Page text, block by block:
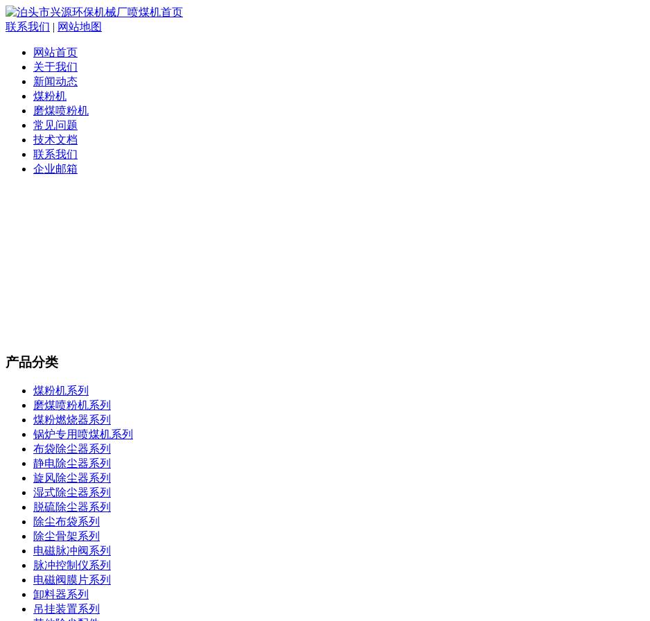
联系我们 | 网站地图
网站首页
关于我们
新闻动态
煤粉机
磨煤喷粉机
常见问题
技术文档
联系我们
企业邮箱
产品分类
煤粉机系列
磨煤喷粉机系列
煤粉燃烧器系列
锅炉专用喷煤机系列
布袋除尘器系列
静电除尘器系列
旋风除尘器系列
湿式除尘器系列
脱硫除尘器系列
除尘布袋系列
除尘骨架系列
电磁脉冲阀系列
脉冲控制仪系列
电磁阀膜片系列
卸料器系列
吊挂装置系列